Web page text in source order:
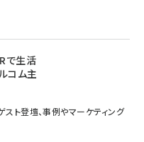
で生活
コム主
スト登壇、事例やマーケティング